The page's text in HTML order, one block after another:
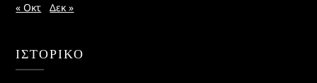
« Οκτ
Δεκ »
ΙΣΤΟΡΙΚΌ